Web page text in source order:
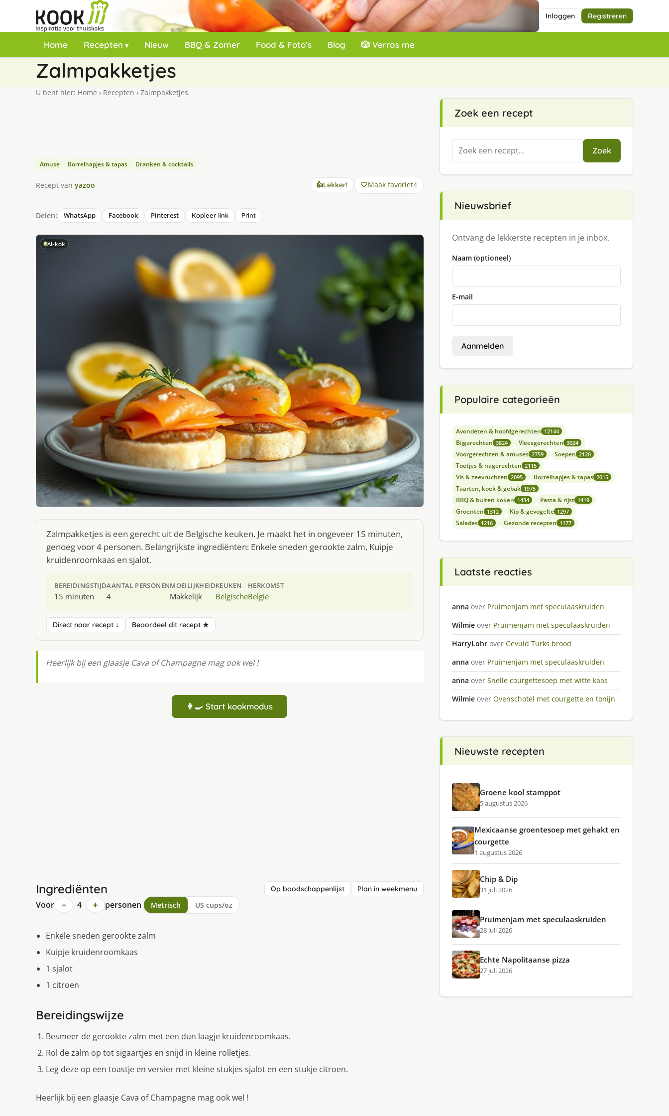
Inloggen Registreren
Home Recepten Nieuw BBQ & Zomer Food & Foto’s Blog 🎲 Verras me
Zalmpakketjes
U bent hier: Home › Recepten › Zalmpakketjes
Amuse Borrelhapjes & tapas Dranken & cocktails
Recept van yazoo 👍Lekker! Maak favoriet4
Delen: WhatsApp Facebook Pinterest Kopieer link Print
AI-kok
Zalmpakketjes is een gerecht uit de Belgische keuken. Je maakt het in ongeveer 15 minuten,
genoeg voor 4 personen. Belangrijkste ingrediënten: Enkele sneden gerookte zalm, Kuipje
kruidenroomkaas en sjalot.
BEREIDINGSTIJD
15 minuten
AANTAL PERSONEN
4
MOEILIJKHEID
Makkelijk
KEUKEN
Belgische
HERKOMST
Belgie
Direct naar recept ↓ Beoordeel dit recept ★
Heerlijk bij een glaasje Cava of Champagne mag ook wel !
👩‍🍳 Start kookmodus
Ingrediënten Op boodschappenlijst Plan in weekmenu
Voor − 4 + personen Metrisch US cups/oz
Enkele sneden gerookte zalm
Kuipje kruidenroomkaas
1 sjalot
1 citroen
Bereidingswijze
Besmeer de gerookte zalm met een dun laagje kruidenroomkaas.
Rol de zalm op tot sigaartjes en snijd in kleine rolletjes.
Leg deze op een toastje en versier met kleine stukjes sjalot en een stukje citroen.
Heerlijk bij een glaasje Cava of Champagne mag ook wel !
Zoek een recept
Zoeken
naar:
Zoek
Nieuwsbrief
Ontvang de lekkerste recepten in je inbox.
Naam (optioneel)
E-mail
Aanmelden
Populaire categorieën
Avondeten & hoofdgerechten 12144
Bijgerechten 3824 Vleesgerechten 3024
Voorgerechten & amuses 2759 Soepen 2120
Toetjes & nagerechten 2115
Vis & zeevruchten 2095 Borrelhapjes & tapas 2015
Taarten, koek & gebak 1975
BBQ & buiten koken 1434 Pasta & rijst 1419
Groenten 1312 Kip & gevogelte 1297
Salades 1216 Gezonde recepten 1177
Laatste reacties
anna over Pruimenjam met speculaaskruiden
Wilmie over Pruimenjam met speculaaskruiden
HarryLohr over Gevuld Turks brood
anna over Pruimenjam met speculaaskruiden
anna over Snelle courgettesoep met witte kaas
Wilmie over Ovenschotel met courgette en tonijn
Nieuwste recepten
Groene kool stamppot
5 augustus 2026
Mexicaanse groentesoep met gehakt en
courgette
1 augustus 2026
Chip & Dip
31 juli 2026
Pruimenjam met speculaaskruiden
28 juli 2026
Echte Napolitaanse pizza
27 juli 2026